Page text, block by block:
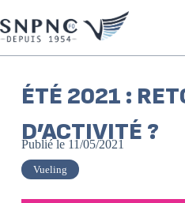
ÉTÉ 2021 :
D’ACTIVITÉ ?
Publié le 11/05/2021
Vueling